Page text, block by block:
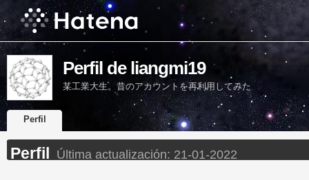
Perfil de liangmi19
某工業大生。昔のアカウントを再利用してみた
Perfil
Perfil Última actualización: 21-01-2022